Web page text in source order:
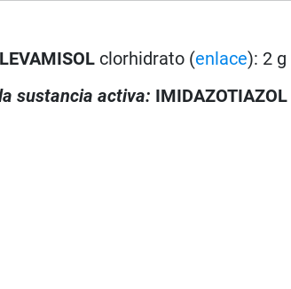
LEVAMISOL clorhidrato (enlace): 2
sustancia activa: IMIDAZOTIAZOL